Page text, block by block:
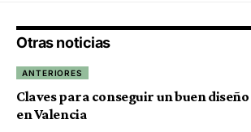
Otras noticias
ANTERIORES
Claves para conseguir un buen
en Valencia